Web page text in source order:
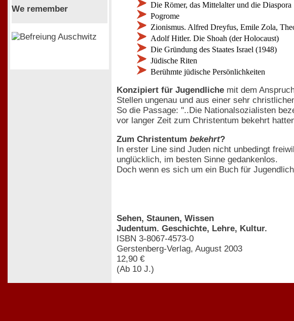
We remember
Die Römer, das Mittelalter und die Diaspora
Pogrome
Zionismus. Alfred Dreyfus, Emile Zola,
Adolf Hitler. Die Shoah (der Holocaust)
Die Gründung des Staates Israel (1948)
Jüdische Riten
Berühmte jüdische Persönlichkeiten
Konzipiert für Jugendliche mit dem
Stellen ungenau und aus einer sehr
So die Passage: "..Die Nationalsozialisten
vor langer Zeit zum Christentum bekehrt
Zum Christentum bekehrt?
In erster Line sind Juden nicht unbedingt
unglücklich, im besten Sinne gedankenlos.
Doch wenn es sich um ein Buch für
Sehen, Staunen, Wissen
Judentum. Geschichte, Lehre, Kultur.
ISBN 3-8067-4573-0
Gerstenberg-Verlag, August 2003
12,90 €
(Ab 10 J.)